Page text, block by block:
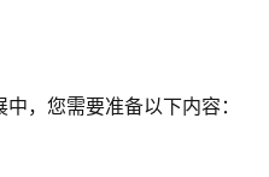
，您需要准备以下内容：